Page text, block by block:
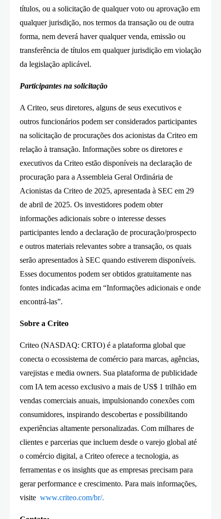
títulos, ou a solicitação de qualquer voto ou aprovação em
qualquer jurisdição, nos termos da transação ou de outra
forma, nem deverá haver qualquer venda, emissão ou
transferência de títulos em qualquer jurisdição em violação
da legislação aplicável.
Participantes na solicitação
A Criteo, seus diretores, alguns de seus executivos e
outros funcionários podem ser considerados participantes
na solicitação de procurações dos acionistas da Criteo em
relação à transação. Informações sobre os diretores e
executivos da Criteo estão disponíveis na declaração de
procuração para a Assembleia Geral Ordinária de
Acionistas da Criteo de 2025, apresentada à SEC em 29
de abril de 2025. Os investidores podem obter
informações adicionais sobre o interesse desses
participantes lendo a declaração de procuração/prospecto
e outros materiais relevantes sobre a transação, os quais
serão apresentados à SEC quando estiverem disponíveis.
Esses documentos podem ser obtidos gratuitamente nas
fontes indicadas acima em “Informações adicionais e onde
encontrá-las”.
Sobre a Criteo
Criteo (NASDAQ: CRTO) é a plataforma global que
conecta o ecossistema de comércio para marcas, agências,
varejistas e media owners. Sua plataforma de publicidade
com IA tem acesso exclusivo a mais de US$ 1 trilhão em
vendas comerciais anuais, impulsionando conexões com
consumidores, inspirando descobertas e possibilitando
experiências altamente personalizadas. Com milhares de
clientes e parcerias que incluem desde o varejo global até
o comércio digital, a Criteo oferece a tecnologia, as
ferramentas e os insights que as empresas precisam para
gerar performance e crescimento. Para mais informações,
visite www.criteo.com/br/.